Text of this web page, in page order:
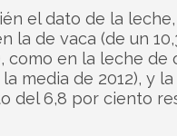
el dato de la
la de vaca (de un
como en la leche de
media de 2012), y
del 6,8 por ciento